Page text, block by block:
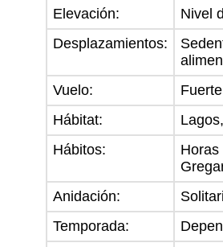
Elevación:
Nivel
Desplazamientos:
Vuelo:
Hábitat:
Hábitos:
Horas
Anidación:
Temporada: